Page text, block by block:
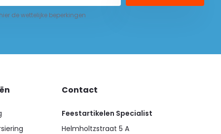
de wettelijke beperkingen
Contact
Feestartikelen Specialist
Helmholtzstraat 5 A